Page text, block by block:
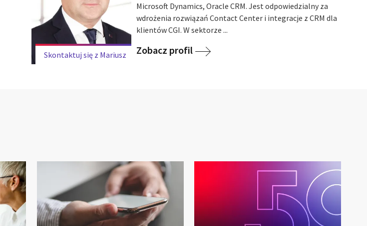
Skontaktuj się z Mariusz
Microsoft Dynamics, Oracle CRM. Jest odpowiedzialny za
wdrożenia rozwiązań Contact Center i integracje z CRM dla
klientów CGI. W sektorze ...
Zobacz profil